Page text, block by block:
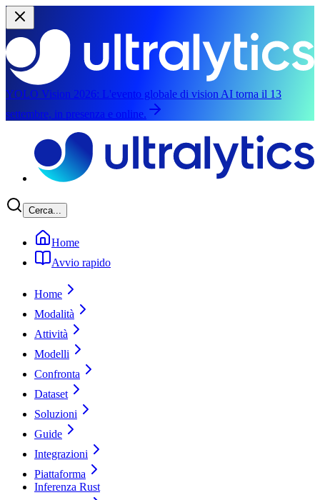
YOLO Vision 2026: L'evento globale di vision AI torna il 13
settembre, in presenza e online.
Cerca...
Home
Avvio rapido
Home
Modalità
Attività
Modelli
Confronta
Dataset
Soluzioni
Guide
Integrazioni
Piattaforma
Inferenza Rust